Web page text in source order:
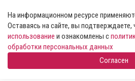
На информационном ресурсе
Оставаясь на сайте, вы подтверждаете,
использование и ознакомлены с
обработки персональных данных
Согласен